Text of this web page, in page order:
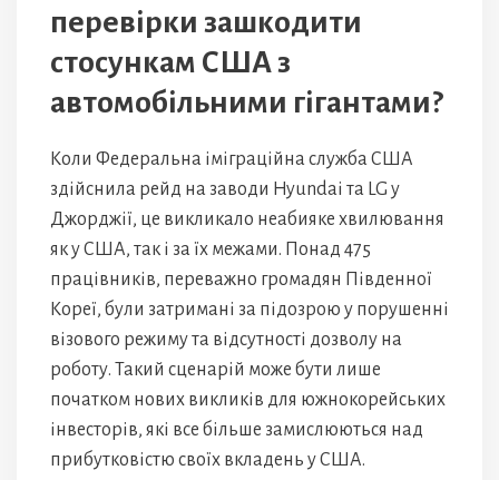
перевірки зашкодити
стосункам США з
автомобільними гігантами?
Коли Федеральна іміграційна служба США
здійснила рейд на заводи Hyundai та LG у
Джорджії, це викликало неабияке хвилювання
як у США, так і за їх межами. Понад 475
працівників, переважно громадян Південної
Кореї, були затримані за підозрою у порушенні
візового режиму та відсутності дозволу на
роботу. Такий сценарій може бути лише
початком нових викликів для южнокорейських
інвесторів, які все більше замислюються над
прибутковістю своїх вкладень у США.